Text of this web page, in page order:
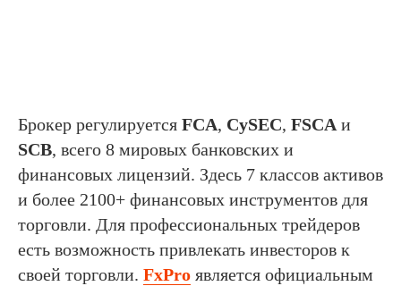
Брокер регулируется FCA, CySEC, FSCA и
SCB, всего 8 мировых банковских и
финансовых лицензий. Здесь 7 классов активов
и более 2100+ финансовых инструментов для
торговли. Для профессиональных трейдеров
есть возможность привлекать инвесторов к
своей торговли. FxPro является официальным